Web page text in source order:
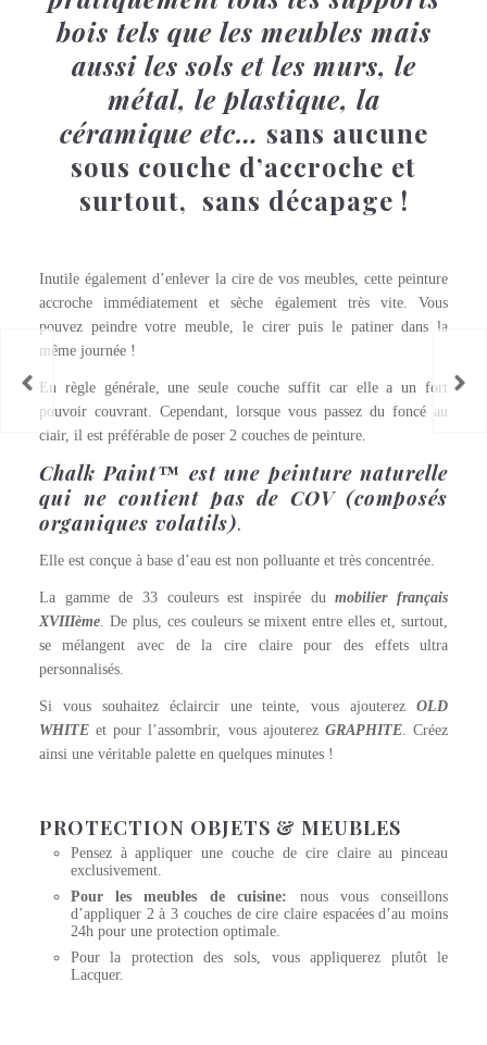
bois tels que les meubles mais
aussi les sols et les murs, le
métal, le plastique, la
céramique etc… sans aucune
sous couche d’accroche et
surtout, sans décapage !
Inutile également d’enlever la cire de vos meubles, cette peinture
accroche immédiatement et sèche également très vite. Vous
pouvez peindre votre meuble, le cirer puis le patiner dans la
même journée !
En règle générale, une seule couche suffit car elle a un fort
pouvoir couvrant. Cependant, lorsque vous passez du foncé au
clair, il est préférable de poser 2 couches de peinture.
Chalk Paint™ est une peinture naturelle
qui ne contient pas de COV (composés
organiques volatils).
Elle est conçue à base d’eau est non polluante et très concentrée.
La gamme de 33 couleurs est inspirée dumobilier français
XVIIIème. De plus, ces couleurs se mixent entre elles et, surtout,
se mélangent avec de la cire claire pour des effets ultra
personnalisés.
Si vous souhaitez éclaircir une teinte, vous ajouterezOLD
WHITEet pour l’assombrir, vous ajouterez GRAPHITE. Créez
ainsi une véritable palette en quelques minutes !
PROTECTION OBJETS & MEUBLES
Pensez à appliquer une couche de cire claire au pinceau
exclusivement.
Pour les meubles de cuisine: nous vous conseillons
d’appliquer 2 à 3 couches de cire claire espacées d’au moins
24h pour une protection optimale.
Pour la protection des sols, vous appliquerez plutôt le
Lacquer.